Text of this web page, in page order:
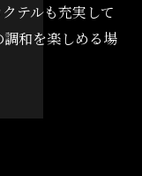
テルも充実して
和を楽しめる場